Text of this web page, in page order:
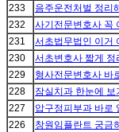
233
음주운전처벌 정리
232
사기전문변호사 꼭
231
서초법무법인 이거
230
서초변호사 짧게 정
229
형사전문변호사 바
228
잠실치과 한눈에 보
227
압구정피부과 바로
226
창원임플란트 궁금